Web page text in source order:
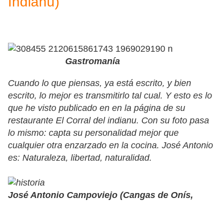
Gastromanía
Cuando lo que piensas, ya está escrito, y bien
escrito, lo mejor es transmitirlo tal cual. Y esto es lo
que he visto publicado en en la página de su
restaurante El Corral del indianu. Con su foto pasa
lo mismo: capta su personalidad mejor que
cualquier otra enzarzado en la cocina. José Antonio
es: Naturaleza, libertad, naturalidad.
José Antonio Campoviejo (Cangas de Onís,